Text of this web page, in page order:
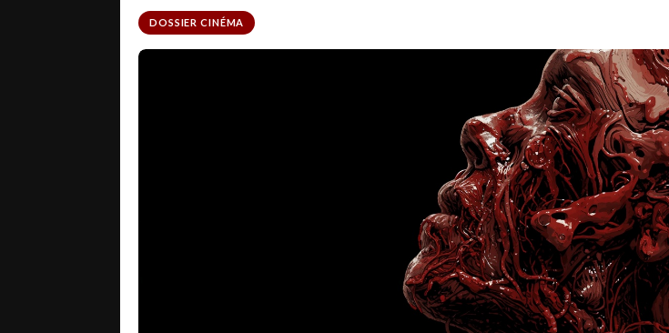
DOSSIER CINÉMA